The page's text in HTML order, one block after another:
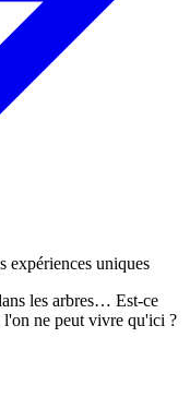
expériences uniques
les arbres… Est-ce
l'on ne peut vivre qu'ici ?